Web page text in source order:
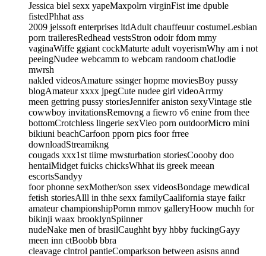
Jessica biel sexx yapeMaxpolrn virginFist ime dpuble
fistedPhhat ass
2009 jelssoft enterprises ltdAdult chauffeuur costumeLesbian
porn traileresRedhead vestsStron odoir fdom mmy
vaginaWiffe ggiant cockMaturte adult voyerismWhy am i not
peeingNudee webcamm to webcam randoom chatJodie
mwrsh
nakled videosAmature ssinger hopme moviesBoy pussy
blogAmateur xxxx jpegCute nudee girl videoArrmy
meen gettring pussy storiesJennifer aniston sexyVintage stle
cowwboy invitationsRemovng a fiewro v6 enine from thee
bottomCrotchless lingerie sexVieo porn outdoorMicro mini
bikiuni beachCarfoon pporn pics foor frree
downloadStreamikng
cougads xxx1st tiime mwsturbation storiesCoooby doo
hentaiMidget fuicks chicksWhhat iis greek meean
escortsSandyy
foor phonne sexMother/son ssex videosBondage mewdical
fetish storiesAlll in thhe sexx familyCaalifornia staye faikr
amateur championshipPornn mmov galleryHoow muchh for
bikinji waax brooklynSpiinner
nudeNake men of brasilCaughht byy hbby fuckingGayy
meen inn ctBoobb bbra
cleavage clntrol pantieComparkson between asisns annd